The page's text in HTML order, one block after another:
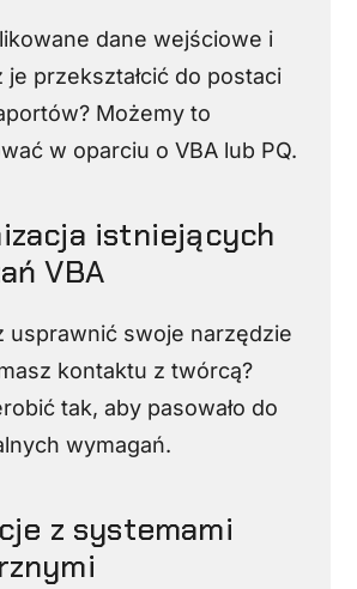
dane wejściowe i
przekształcić do postaci
Możemy to
w oparciu o VBA lub PQ.
istniejących
VBA
usprawnić swoje narzędzie
kontaktu z twórcą?
tak, aby pasowało do
wymagań.
z systemami